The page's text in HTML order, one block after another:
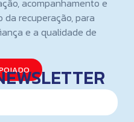
acompanhamento e
da recuperação, para
e a qualidade de